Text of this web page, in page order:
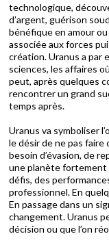
technologique,
d’argent, guérison
bénéfique en amour
associée aux forces
création. Uranus a par
sciences, les affaires
peut, après quelques
rencontrer un grand
temps après.
Uranus va symboliser
le désir de ne pas faire
besoin d’évasion, de
une planète fortement
défis, des
professionnel. En
En passage dans un
changement. Uranus
décision ou que l’on